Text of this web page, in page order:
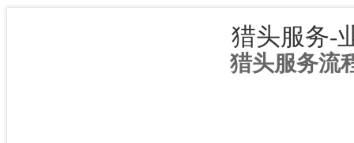
猎头服务-
猎头服务流